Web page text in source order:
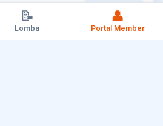
597 Peserta
📝
Lomba
👤
Portal Member